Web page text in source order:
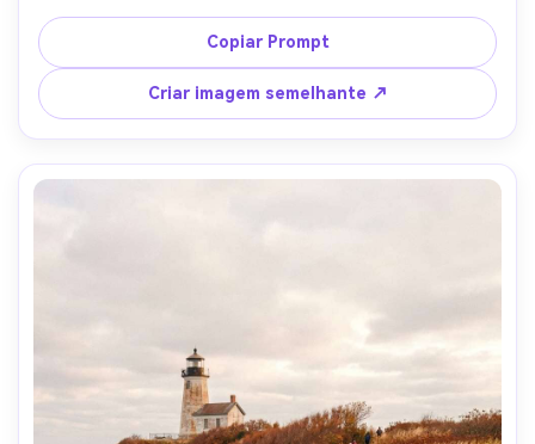
Sony A7IV, lente de 35mm, f/2, fotografia noturna
cinematográfica, brilho fotorealista, sombras naturais,
pedras de alto detalhe e espuma-AR 4:5
Copiar Prompt
Criar imagem semelhante ↗